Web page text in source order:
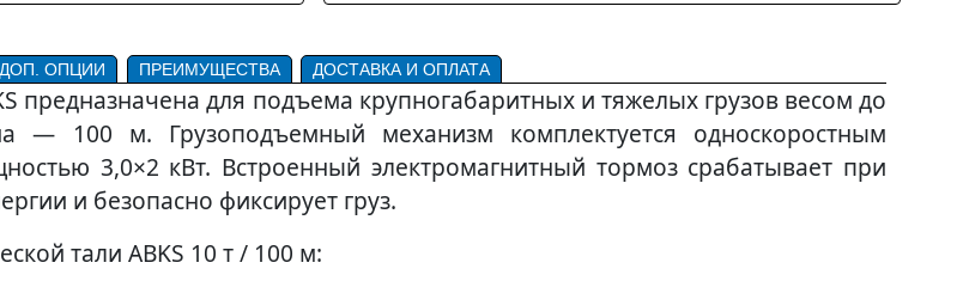
ДОП. ОПЦИИ ПРЕИМУЩЕСТВА ДОСТАВКА И ОПЛАТА
предназначена для подъема крупногабаритных и тяжелых грузов весом до
— 100 м. Грузоподъемный механизм комплектуется односкоростным
3,0×2 кВт. Встроенный электромагнитный тормоз срабатывает при
и безопасно фиксирует груз.
тали ABKS 10 т / 100 м: